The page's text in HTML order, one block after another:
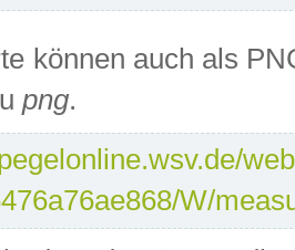
können auch als
png.
W/